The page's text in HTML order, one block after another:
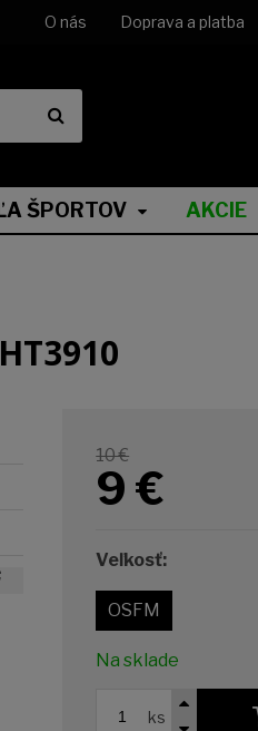
O nás Doprava a platba
ŠPORTOV AKCIE
10 €
9 €
Veľkosť:
OSFM
Na sklade
ks